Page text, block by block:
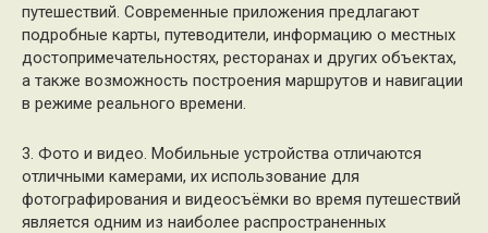
путешествий. Современные приложения предлагают
подробные карты, путеводители, информацию о местных
достопримечательностях, ресторанах и других объектах,
а также возможность построения маршрутов и навигации
в режиме реального времени.
3. Фото и видео. Мобильные устройства отличаются
отличными камерами, их использование для
фотографирования и видеосъёмки во время путешествий
является одним из наиболее распространенных